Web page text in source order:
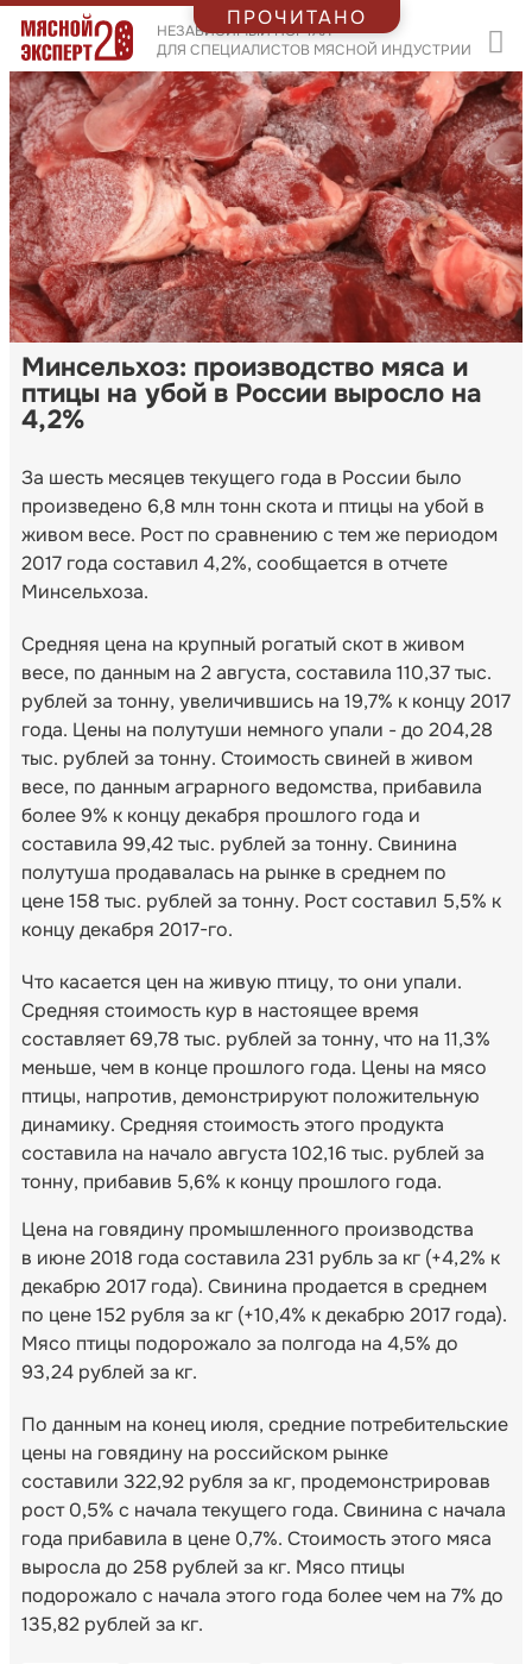
НЕЗАВИСИМЫЙ ПОРТАЛ
ДЛЯ СПЕЦИАЛИСТОВ МЯСНОЙ ИНДУСТРИИ
Минсельхоз: производство мяса и
птицы на убой в России выросло на
4,2%
За шесть месяцев текущего года в России было
произведено 6,8 млн тонн скота и птицы на убой в
живом весе. Рост по сравнению с тем же периодом
2017 года составил 4,2%, сообщается в отчете
Минсельхоза.
Средняя цена на крупный рогатый скот в живом
весе, по данным на 2 августа, составила 110,37 тыс.
рублей за тонну, увеличившись на 19,7% к концу 2017
года. Цены на полутуши немного упали - до 204,28
тыс. рублей за тонну. Стоимость свиней в живом
весе, по данным аграрного ведомства, прибавила
более 9% к концу декабря прошлого года и
составила 99,42 тыс. рублей за тонну. Свинина
полутуша продавалась на рынке в среднем по
цене 158 тыс. рублей за тонну. Рост составил 5,5% к
концу декабря 2017-го.
Что касается цен на живую птицу, то они упали.
Средняя стоимость кур в настоящее время
составляет 69,78 тыс. рублей за тонну, что на 11,3%
меньше, чем в конце прошлого года. Цены на мясо
птицы, напротив, демонстрируют положительную
динамику. Средняя стоимость этого продукта
составила на начало августа 102,16 тыс. рублей за
тонну, прибавив 5,6% к концу прошлого года.
Цена на говядину промышленного производства
в июне 2018 года составила 231 рубль за кг (+4,2% к
декабрю 2017 года). Свинина продается в среднем
по цене 152 рубля за кг (+10,4% к декабрю 2017 года).
Мясо птицы подорожало за полгода на 4,5% до
93,24 рублей за кг.
По данным на конец июля, средние потребительские
цены на говядину на российском рынке
составили 322,92 рубля за кг, продемонстрировав
рост 0,5% с начала текущего года. Свинина с начала
года прибавила в цене 0,7%. Стоимость этого мяса
выросла до 258 рублей за кг. Мясо птицы
подорожало с начала этого года более чем на 7% до
135,82 рублей за кг.
ПРОЧИТАНО